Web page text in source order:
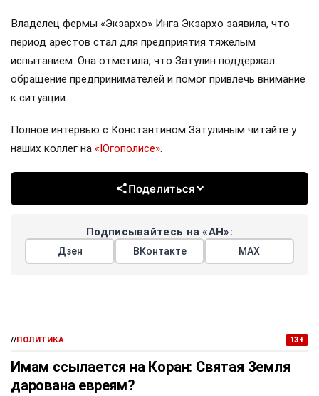
Владелец фермы «Экзархо» Инга Экзархо заявила, что
период арестов стал для предприятия тяжелым
испытанием. Она отметила, что Затулин поддержал
обращение предпринимателей и помог привлечь внимание
к ситуации.
Полное интервью с Константином Затулиным читайте у
наших коллег на «Югополисе»
Поделиться
Подписывайтесь на «АН»:
Дзен ВКонтакте МАХ
//ПОЛИТИКА 13+
Имам ссылается на Коран: Святая Земля
дарована евреям?